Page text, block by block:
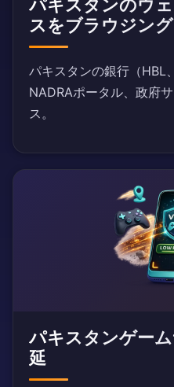
パキスタンのウ
スをブラウジング
パキスタンの銀行（HBL
NADRAポータル、政府
ス。
パキスタンゲー
延